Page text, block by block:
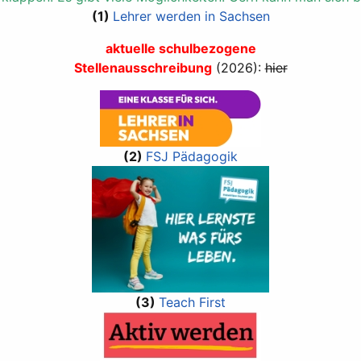
(1) Lehrer werden in Sachsen
aktuelle schulbezogene
Stellenausschreibung(2026):hier
(2) FSJ Pädagogik
(3) Teach First